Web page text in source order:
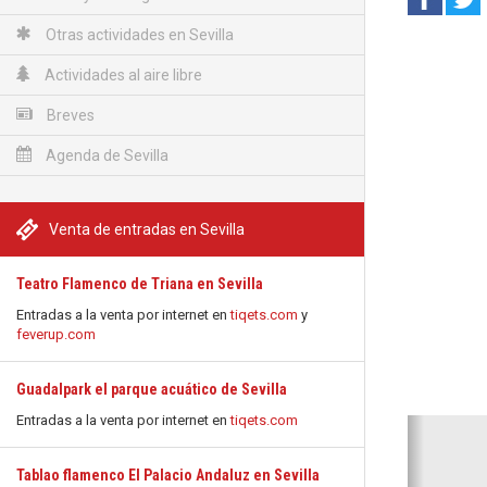
Otras actividades en Sevilla
Actividades al aire libre
Breves
Agenda de Sevilla
Venta de entradas en Sevilla
Teatro Flamenco de Triana en Sevilla
Entradas a la venta por internet entiqets.com y
feverup.com
Guadalpark el parque acuático de Sevilla
Entradas a la venta por internet entiqets.com
Tablao flamenco El Palacio Andaluz en Sevilla